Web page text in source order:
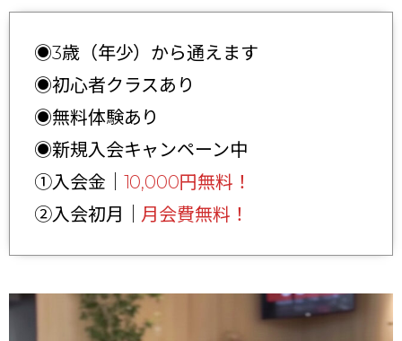
◉3歳（年少）から通えます
◉初心者クラスあり
◉無料体験あり
◉新規入会キャンペーン中
①入会金｜ 10,000円無料！
②入会初月｜ 月会費無料！